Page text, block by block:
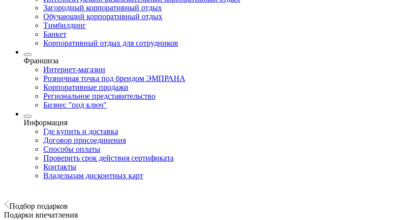
Загородный корпоративный отдых
Обучающий корпоративный отдых
Тимбилдинг
Банкет
Корпоративный отдых для сотрудников
Франшиза
Интернет-магазин
Розничная точка под брендом ЭМПРАНА
Корпоративные продажи
Региональное представительство
Бизнес "под ключ"
Информация
Где купить и доставка
Договор присоединения
Способы оплаты
Проверить срок действия сертификата
Контакты
Владельцам дисконтных карт
Подбор подарков
Подарки впечатления